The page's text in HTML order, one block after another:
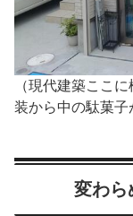
（現代建築ここ
装から中の駄菓子
変わら